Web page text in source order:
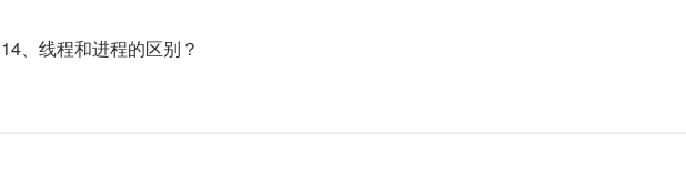
14、线程和进程的区别？